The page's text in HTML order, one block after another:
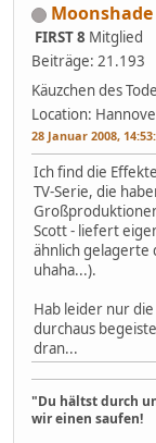
Moonshade
FIRST 8 Mitglied
Beiträge: 21.193
Käuzchen des
Location:
28 Januar 2008,
Ich find die
TV-Serie, die
Scott - liefert
ähnlich gelagerte
uhaha...).
Hab leider nur
durchaus
dran...
"Du hältst durch
wir einen saufen!